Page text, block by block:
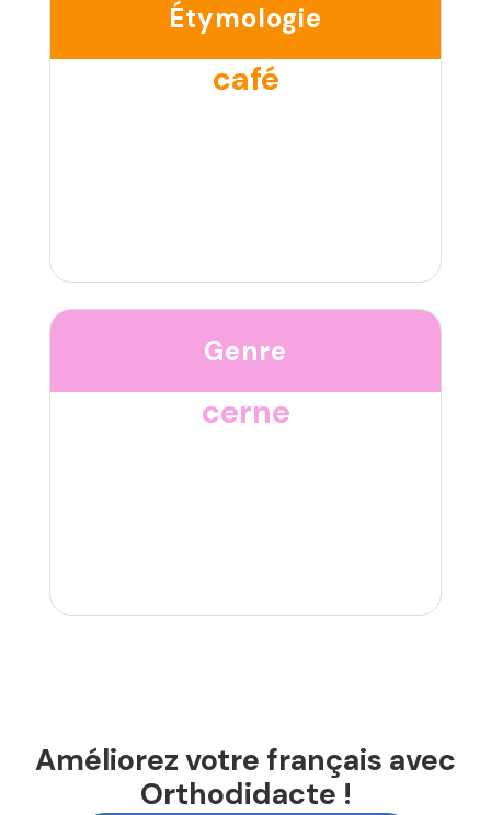
Étymologie
café
Genre
cerne
Améliorez votre français avec
Orthodidacte !